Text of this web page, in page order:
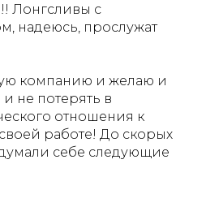
Лонгсливы с
надеюсь, прослужат
компанию и желаю и
не потерять в
отношения к
работе! До скорых
себе следующие